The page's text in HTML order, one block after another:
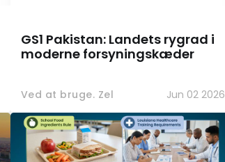
GS1 Pakistan: Landets rygrad i
moderne forsyningskæder
Ved at bruge. Zel Jun 02 2026